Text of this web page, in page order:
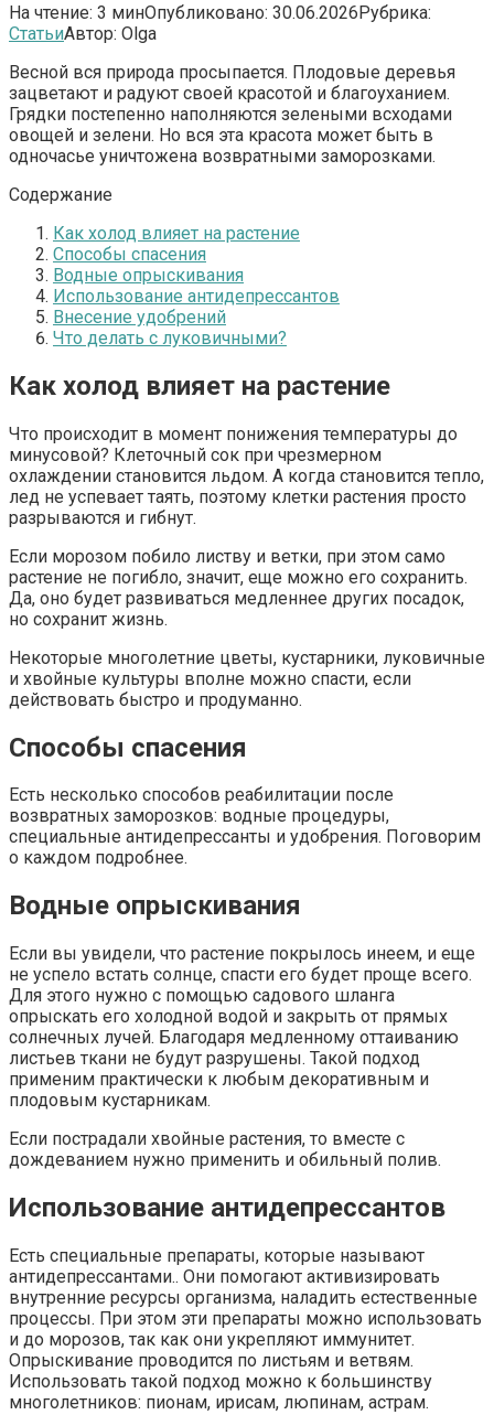
На чтение: 3 минОпубликовано: 30.06.2026Рубрика:
СтатьиАвтор: Olga
Весной вся природа просыпается. Плодовые деревья
зацветают и радуют своей красотой и благоуханием.
Грядки постепенно наполняются зелеными всходами
овощей и зелени. Но вся эта красота может быть в
одночасье уничтожена возвратными заморозками.
Содержание
Как холод влияет на растение
Способы спасения
Водные опрыскивания
Использование антидепрессантов
Внесение удобрений
Что делать с луковичными?
Как холод влияет на растение
Что происходит в момент понижения температуры до
минусовой? Клеточный сок при чрезмерном
охлаждении становится льдом. А когда становится тепло,
лед не успевает таять, поэтому клетки растения просто
разрываются и гибнут.
Если морозом побило листву и ветки, при этом само
растение не погибло, значит, еще можно его сохранить.
Да, оно будет развиваться медленнее других посадок,
но сохранит жизнь.
Некоторые многолетние цветы, кустарники, луковичные
и хвойные культуры вполне можно спасти, если
действовать быстро и продуманно.
Способы спасения
Есть несколько способов реабилитации после
возвратных заморозков: водные процедуры,
специальные антидепрессанты и удобрения. Поговорим
о каждом подробнее.
Водные опрыскивания
Если вы увидели, что растение покрылось инеем, и еще
не успело встать солнце, спасти его будет проще всего.
Для этого нужно с помощью садового шланга
опрыскать его холодной водой и закрыть от прямых
солнечных лучей. Благодаря медленному оттаиванию
листьев ткани не будут разрушены. Такой подход
применим практически к любым декоративным и
плодовым кустарникам.
Если пострадали хвойные растения, то вместе с
дождеванием нужно применить и обильный полив.
Использование антидепрессантов
Есть специальные препараты, которые называют
антидепрессантами.. Они помогают активизировать
внутренние ресурсы организма, наладить естественные
процессы. При этом эти препараты можно использовать
и до морозов, так как они укрепляют иммунитет.
Опрыскивание проводится по листьям и ветвям.
Использовать такой подход можно к большинству
многолетников: пионам, ирисам, люпинам, астрам.